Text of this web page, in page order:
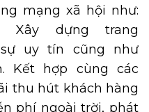
mạng xã hội như:
Xây dựng trang
uy tín cũng như
Kết hợp cùng các
thu hút khách hàng
phí ngoài trời, phát